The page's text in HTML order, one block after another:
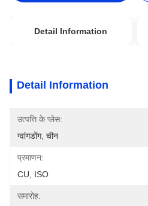
Detail Information
Detail Information
उत्पत्ति के प्लेस:
ग्वांगडोंग, चीन
प्रमाणन:
CU, ISO
समारोह: